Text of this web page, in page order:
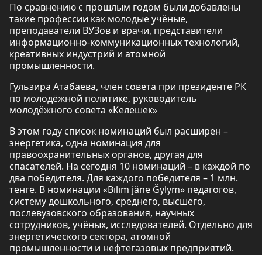
По сравнению с прошлым годом были добавлены
такие профессии как молодые учёные,
преподаватели ВУЗов и врачи, представители
информационно-коммуникационных технологий,
креативных индустрий и атомной
промышленности.
Гульзира Атабаева, член совета при президенте РК
по молодёжной политике, руководитель
молодёжного совета «Келешек»
В этом году список номинаций был расширен –
энергетика, одна номинация для
правоохранительных органов, другая для
спасателей. На сегодня 10 номинаций – в каждой по
два победителя. Для каждого победителя – 1 млн.
тенге. В номинации «Bılım jäne Ğylym» педагогов,
систему дошкольного, среднего, высшего,
послевузовского образования, научных
сотрудников, учёных, исследователей. Отдельно для
энергетического сектора, атомной
промышленности и нефтегазовых предприятий.